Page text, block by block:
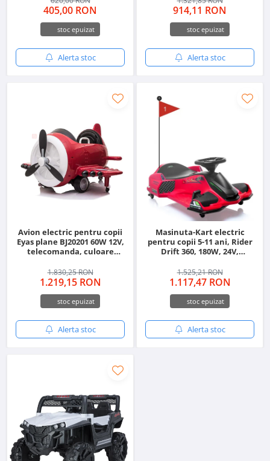
405,00 RON
stoc epuizat
Alerta stoc
914,11 RON
stoc epuizat
Alerta stoc
Avion electric pentru copii
Eyas plane BJ20201 60W 12V,
telecomanda, culoare
1.830,25 RON
1.219,15 RON
stoc epuizat
Alerta stoc
Masinuta-Kart electric
pentru copii 5-11 ani, Rider
Drift 360, 180W, 24V,
1.525,21 RON
1.117,47 RON
stoc epuizat
Alerta stoc